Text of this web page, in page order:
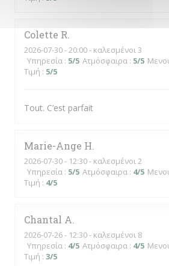
Colette R
2026-07-30- 20:00 - καλεσμένοι 3
Υπηρεσία : 5/5 Ατμόσφαιρα : 5/5
Τιμή : 5/5
Tout. C’est parfait
Marie-Ange H
2026-07-30- 12:30 - καλεσμένοι 2
Υπηρεσία : 5/5 Ατμόσφαιρα : 4/5
Τιμή : 4/5
Chantal A
2026-07-26- 12:30 - καλεσμένοι 8
Υπηρεσία : 4/5 Ατμόσφαιρα : 4/5
Τιμή : 3/5